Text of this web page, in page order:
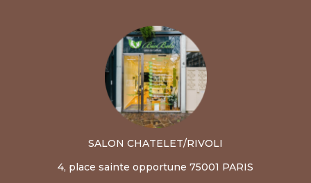
SALON CHATELET/RIVOLI
4, place sainte opportune 75001 PARIS